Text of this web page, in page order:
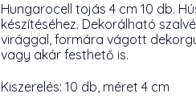
Hungarocell tojás 4 cm 10 db.
készítéséhez. Dekorálható
virággal, formára vágott
vagy akár festhető is.
Kiszerelés: 10 db, méret 4 cm